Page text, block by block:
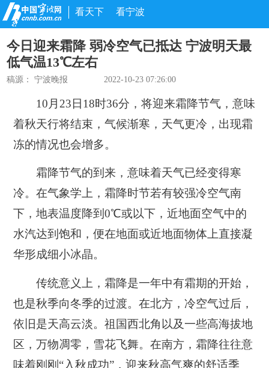
看天下 看宁波
今日迎来霜降 弱冷空气已抵达 宁波明天最
低气温13℃左右
稿源：宁波晚报 2022-10-23 07:26:00
10月23日18时36分，将迎来霜降节气，意味
着秋天行将结束，气候渐寒，天气更冷， 出现霜
冻的情况也会增多。
霜降节气的到来，意味着天气已经变得寒
冷。在气象学上，霜降时节若有较强冷空气南
下，地表温度降到0℃或以下，近地面空气中的
水汽达到饱和，便在地面或近地面物体上直接凝
华形成细小冰晶。
传统意义上， 霜降是一年中有霜期的开始，
也是秋季向冬季的过渡。在北方，冷空气过后，
依旧是天高云淡。祖国西北角以及一些高海拔地
区，万物凋零，雪花飞舞。在南方，霜降往往意
味着刚刚“入秋成功”，迎来秋高气爽的舒适季